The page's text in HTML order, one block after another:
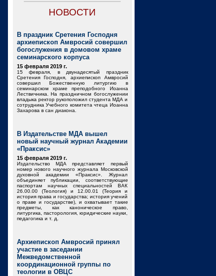
НОВОСТИ
В праздник Сретения Господня
архиепископ Амвросий совершил
богослужения в домовом храме
семинарского корпуса
15 февраля 2019 г.
15 февраля, в двунадесятый праздник
Сретения Господня, архиепископ Амвросий
совершил Божественную литургию в
семинарском храме преподобного Иоанна
Лествичника. На праздничном богослужении
владыка ректор рукоположил студента МДА и
сотрудника Учебного комитета чтеца Иоанна
Захарова в сан диакона.
В Издательстве МДА вышел
новый научный журнал Академии
«Праксис»
15 февраля 2019 г.
Издательство МДА представляет первый
номер нового научного журнала Московской
духовной академии «Праксис». Журнал
объединяет публикации, соответствующие
паспортам научных специальностей ВАК
26.00.00 (Теология) и 12.00.01 (Теория и
история права и государства; история учений
о праве и государстве), и охватывает такие
предметы, как каноническое право,
литургика, пасторология, юридические науки,
педагогика и т. д.
Архиепископ Амвросий принял
участие в заседании
Межведомственной
координационной группы по
теологии в ОВЦС